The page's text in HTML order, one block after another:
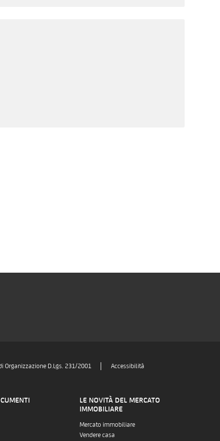
Organizzazione D.Lgs. 231/2001 Accessibilità
LE NOVITÀ DEL MERCATO
IMMOBILIARE
Mercato immobiliare
Vendere casa